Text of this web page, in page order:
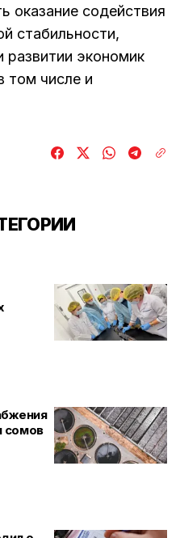
оказание содействия
стабильности,
развитии экономик
том числе и
сомов